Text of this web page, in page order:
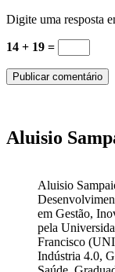
Digite uma resposta
14 + 19 =
Aluisio
Aluisio
em Gestão,
pela
Francisco
Indústria 4.0,